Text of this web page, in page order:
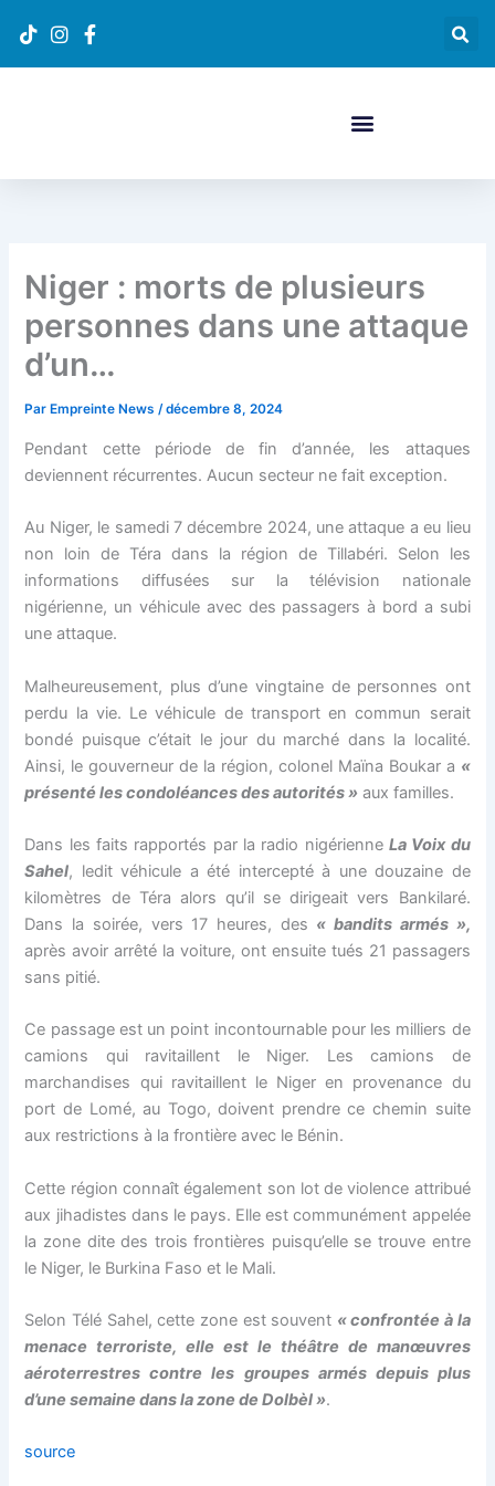
contenu
Niger : morts de plusieurs
personnes dans une attaque
d’un…
Par Empreinte News/décembre 8, 2024
Pendant cette période de fin d’année, les attaques
deviennent récurrentes. Aucun secteur ne fait exception.
Au Niger, le samedi 7 décembre 2024, une attaque a eu lieu
non loin de Téra dans la région de Tillabéri. Selon les
informations diffusées sur la télévision nationale
nigérienne, un véhicule avec des passagers à bord a subi
une attaque.
Malheureusement, plus d’une vingtaine de personnes ont
perdu la vie. Le véhicule de transport en commun serait
bondé puisque c’était le jour du marché dans la localité.
Ainsi, le gouverneur de la région, colonel Maïna Boukar a «
présenté les condoléances des autorités » aux familles.
Dans les faits rapportés par la radio nigérienne La Voix du
Sahel, ledit véhicule a été intercepté à une douzaine de
kilomètres de Téra alors qu’il se dirigeait vers Bankilaré.
Dans la soirée, vers 17 heures, des « bandits armés »,
après avoir arrêté la voiture, ont ensuite tués 21 passagers
sans pitié.
Ce passage est un point incontournable pour les milliers de
camions qui ravitaillent le Niger. Les camions de
marchandises qui ravitaillent le Niger en provenance du
port de Lomé, au Togo, doivent prendre ce chemin suite
aux restrictions à la frontière avec le Bénin.
Cette région connaît également son lot de violence attribué
aux jihadistes dans le pays. Elle est communément appelée
la zone dite des trois frontières puisqu’elle se trouve entre
le Niger, le Burkina Faso et le Mali.
Selon Télé Sahel, cette zone est souvent « confrontée à la
menace terroriste, elle est le théâtre de manœuvres
aéroterrestres contre les groupes armés depuis plus
d’une semaine dans la zone de Dolbèl ».
source